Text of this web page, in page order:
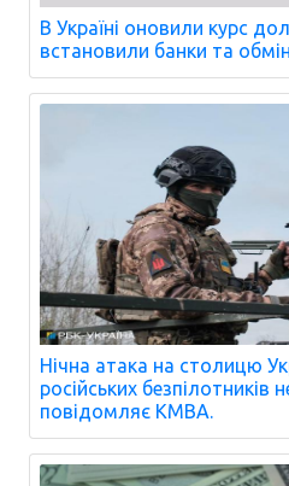
В Україні оновили курс
встановили банки та
Нічна атака на столицю
російських безпілотників
повідомляє КМВА.